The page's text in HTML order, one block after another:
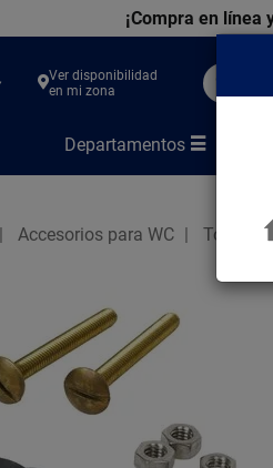
¡Compra en línea
Ver disponibilidad
en mi zona
Departamentos
Accesorios para WC Tornillos